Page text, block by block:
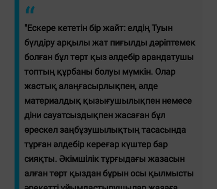
"Ескере кететін бір жайт: елдің Туын
бүлдіру арқылы жат пиғылды дәріптемек
болған бұл төрт қыз әлдебір арандатушы
топтың құрбаны болуы мүмкін. Олар
жастық алаңғасырлықпен, әлде
материалдық қызығушылықпен немесе
діни сауатсыздықпен жасаған бұл
өрескел заңбұзушылықтың тасасында
тұрған әлдебір кереғар күштер бар
сияқты. Әкімшілік тұрғыдағы жазасын
алған төрт қыздан бұрын осы қылмысты